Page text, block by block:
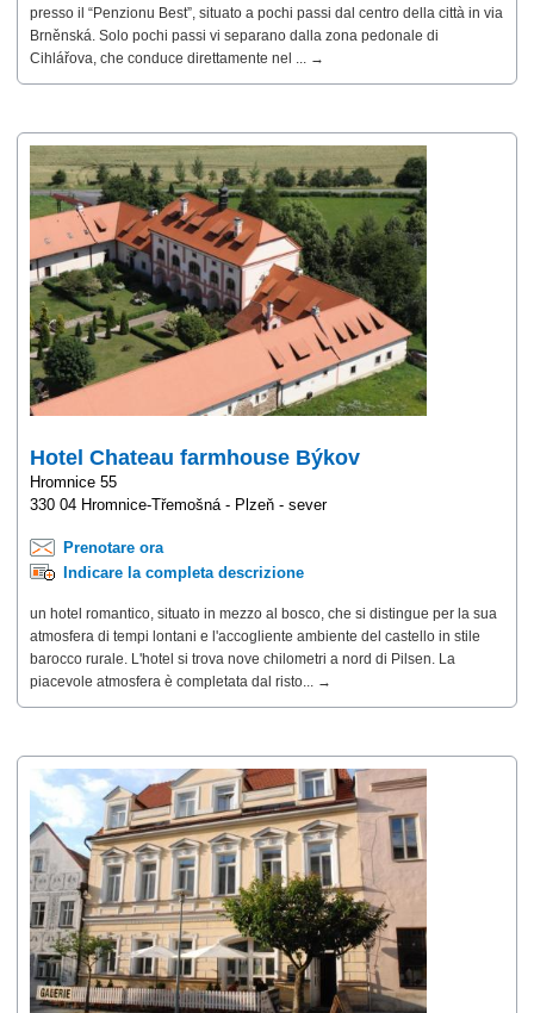
presso il “Penzionu Best”, situato a pochi passi dal centro della città in via
Brněnská. Solo pochi passi vi separano dalla zona pedonale di
Cihlářova, che conduce direttamente nel ... →
Hotel Chateau farmhouse Býkov
Hromnice 55
330 04 Hromnice-Třemošná - Plzeň - sever
Prenotare ora
Indicare la completa descrizione
un hotel romantico, situato in mezzo al bosco, che si distingue per la sua
atmosfera di tempi lontani e l'accogliente ambiente del castello in stile
barocco rurale. L'hotel si trova nove chilometri a nord di Pilsen. La
piacevole atmosfera è completata dal risto... →